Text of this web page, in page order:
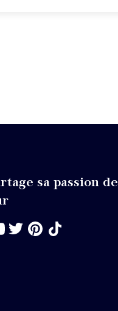
sa passion de